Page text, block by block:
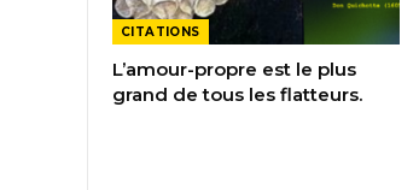
CITATIONS
L’amour-propre est le plus
grand de tous les flatteurs.